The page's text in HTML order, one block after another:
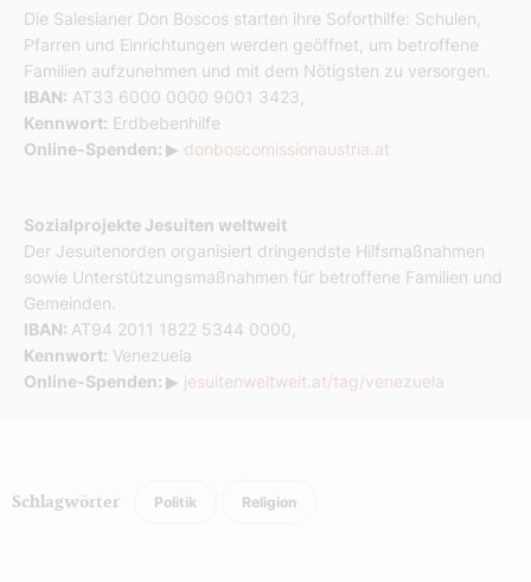
Die Salesianer Don Boscos starten ihre Soforthilfe: Schulen,
Pfarren und Einrichtungen werden geöffnet, um betroffene
Familien aufzunehmen und mit dem Nötigsten zu versorgen.
IBAN: AT33 6000 0000 9001 3423,
Kennwort: Erdbebenhilfe
Online-Spenden: ▶ donboscomissionaustria.at
Sozialprojekte Jesuiten weltweit
Der Jesuitenorden organisiert dringendste Hilfsmaßnahmen
sowie Unterstützungsmaßnahmen für betroffene Familien und
Gemeinden.
IBAN: AT94 2011 1822 5344 0000,
Kennwort: Venezuela
Online-Spenden: ▶ jesuitenweltweit.at/tag/venezuela
Schlagwörter Politik Religion